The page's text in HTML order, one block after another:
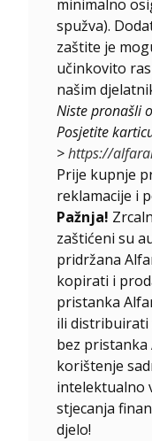
minimalno
spužva).
zaštite je
učinkovito
našim
Niste pronašli
Posjetite
>https://
Prije kupnje
reklamacije i
Pažnja!
zaštićeni su
pridržana
kopirati i
pristanka
ili distribuirati
bez pristanka
korištenje
intelektualno
stjecanja
djelo!